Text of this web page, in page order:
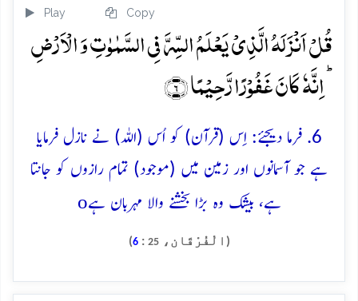
Play Copy
قُلۡ اَنۡزَلَہُ الَّذِیۡ یَعۡلَمُ السِّرَّ فِی السَّمٰوٰتِ وَ الۡاَرۡضِ
ؕ اِنَّہٗ کَانَ غَفُوۡرًا رَّحِیۡمًا ﴿۶﴾
6. فرما دیجئے: اِس (قرآن) کو اُس (اللہ) نے نازل فرمایا
ہے جو آسمانوں اور زمین میں (موجود) تمام رازوں کو جانتا
ہے، بیشک وہ بڑا بخشنے والا مہربان ہےo
(الْفُرْقَان،25
:
6
)